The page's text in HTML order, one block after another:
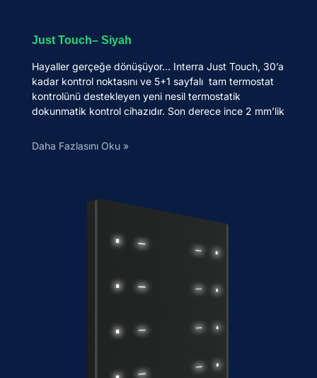
Just Touch– Siyah
Hayaller gerçeğe dönüşüyor… Interra Just Touch, 30’a
kadar kontrol noktasını ve 5+1 sayfalı tam termostat
kontrolünü destekleyen yeni nesil termostatik
dokunmatik kontrol cihazıdır. Son derece ince 2 mm’lik
Daha Fazlasını Oku »